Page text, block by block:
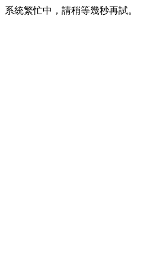
系統繁忙中，請稍等幾秒再試。